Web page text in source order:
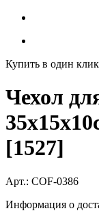
Купить в один клик
Чехол
[1527]
Арт.: COF-0386
Информация о